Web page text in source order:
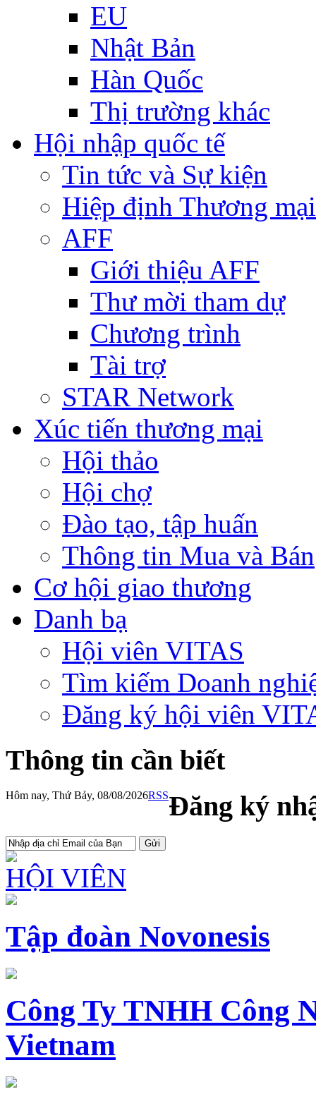
EU
Nhật Bản
Hàn Quốc
Thị trường khác
Hội nhập quốc tế
Tin tức và Sự kiện
Hiệp định Thương
AFF
Giới thiệu AFF
Thư mời tham dự
Chương trình
Tài trợ
STAR Network
Xúc tiến thương mại
Hội thảo
Hội chợ
Đào tạo, tập huấn
Thông tin Mua và Bán
Cơ hội giao thương
Danh bạ
Hội viên VITAS
Tìm kiếm Doanh
Đăng ký hội viên
Thông tin cần biết
Hôm nay, Thứ Bảy, 08/08/2026RSSĐăng ký
HỘI VIÊN
Tập đoàn Novonesis
Công Ty TNHH Công
Vietnam